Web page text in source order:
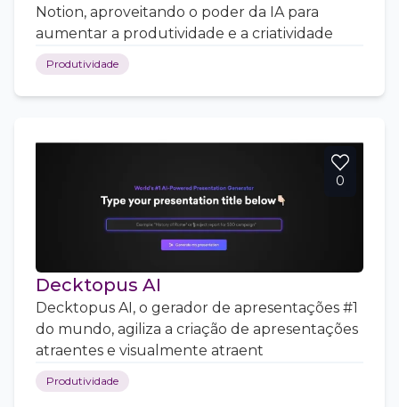
Notion, aproveitando o poder da IA para
aumentar a produtividade e a criatividade
Produtividade
0
Decktopus AI
Decktopus AI, o gerador de apresentações #1
do mundo, agiliza a criação de apresentações
atraentes e visualmente atraent
Produtividade